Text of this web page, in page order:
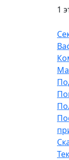
1